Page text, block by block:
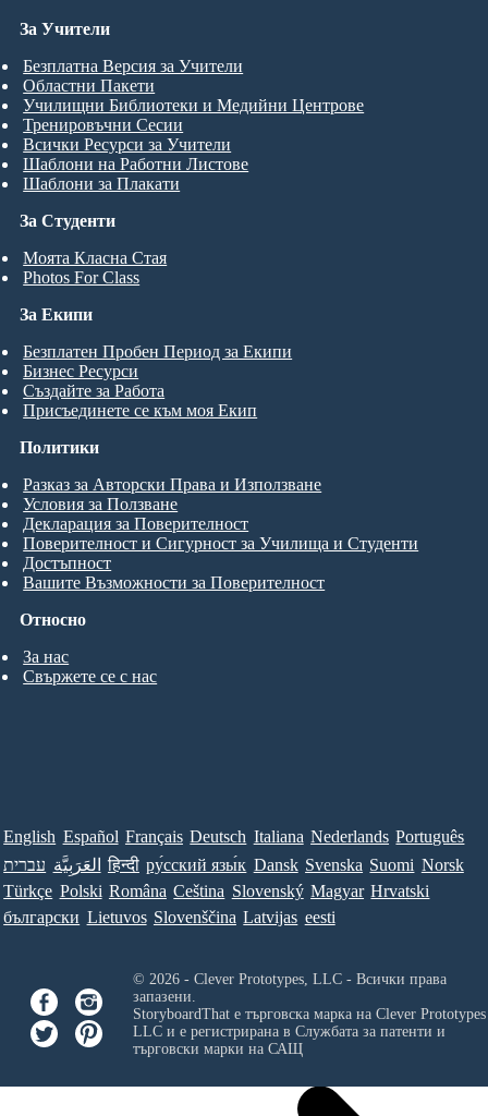
За Студенти
Моята Класна Стая
Photos For Class
За Учители
Безплатна Версия за Учители
Областни Пакети
Училищни Библиотеки и Медийни Центрове
Тренировъчни Сесии
Всички Ресурси за Учители
Шаблони на Работни Листове
Шаблони за Плакати
За Екипи
Безплатен Пробен Период за Екипи
Бизнес Ресурси
Създайте за Работа
Присъединете се към моя Екип
Относно
За нас
Свържете се с нас
Политики
Разказ за Авторски Права и Използване
Условия за Ползване
Декларация за Поверителност
Поверителност и Сигурност за Училища и Студенти
Достъпност
Вашите Възможности за Поверителност
English Español Français Deutsch Italiana Nederlands Português
עברית العَرَبِيَّة हिन्दी ру́сский язы́к Dansk Svenska Suomi Norsk
Türkçe Polski Româna Ceština Slovenský Magyar Hrvatski
български Lietuvos Slovenščina Latvijas eesti
© 2026 - Clever Prototypes, LLC - Всички права
запазени.
StoryboardThat е търговска марка на Clever
LLCи е регистрирана в Службата за патенти и
търговски марки на САЩ